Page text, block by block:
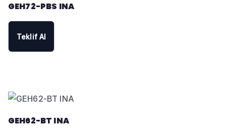
GEH72-PBS INA
Teklif Al
GEH62-BT INA